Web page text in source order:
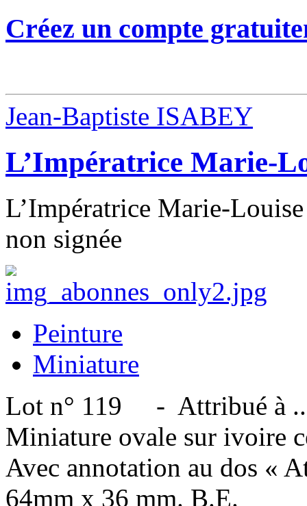
Créez un compte
Jean-Baptiste ISABEY
L’Impératrice Marie-
L’Impératrice Marie-
non signée
Peinture
Miniature
Lot n° 119 - Attribué à
Miniature ovale sur ivoire
Avec annotation au dos «
64mm x 36 mm. B.E.